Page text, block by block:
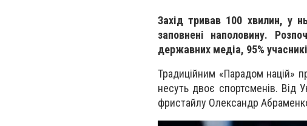
Захід тривав 100 хвилин, у
заповнені наполовину.
державних медіа, 95%
Традиційним «Парадом націй»
несуть двоє спортсменів. Від
фристайлу Олександр